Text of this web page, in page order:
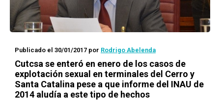
Publicado el 30/01/2017 por Rodrigo Abelenda
Cutcsa se enteró en enero de los casos de
explotación sexual en terminales del Cerro y
Santa Catalina pese a que informe del INAU de
2014 aludía a este tipo de hechos